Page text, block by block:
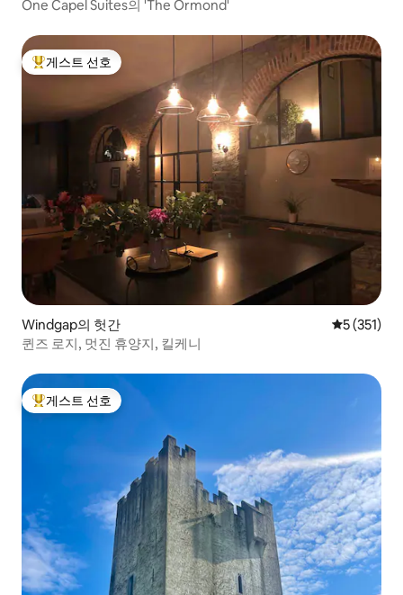
One Capel Suites의 'The Ormond'
상위 게스트 선호
게스트 선호
Windgap의 헛간 평점 5점(5
5 (351)
퀸즈 로지, 멋진 휴양지, 킬케니
상위 게스트 선호
게스트 선호